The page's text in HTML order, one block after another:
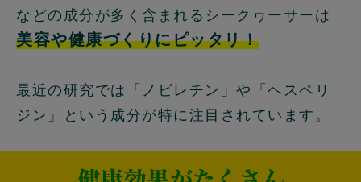
などの成分が多く含まれるシークヮーサーは
美容や健康づくりにピッタリ！
最近の研究では「ノビレチン」や「ヘスペリ
ジン」という成分が特に注目されています。